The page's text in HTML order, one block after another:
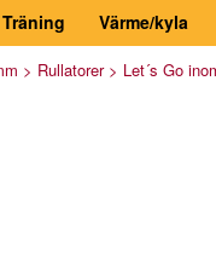
Träning Värme/kyla
> Rullatorer> Let´s Go